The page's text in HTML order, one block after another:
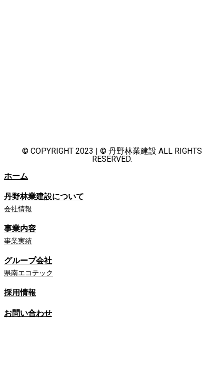
© COPYRIGHT 2023 | © 丹野林業建設 ALL RIGHTS
RESERVED.
ホーム
丹野林業建設について
会社情報
事業内容
事業実績
グループ会社
県南エコテック
採用情報
お問い合わせ